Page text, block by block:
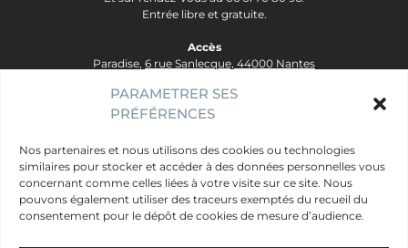
PARAMETRER SES
PRÉFÉRENCES
Nos partenaires et nous utilisons des cookies ou technologies
similaires pour stocker et accéder à des données personnelles vous
concernant comme celles liées à votre visite sur ce site. Nous
pouvons également utiliser des traceurs exemptés du recueil du
consentement pour le dépôt de cookies de mesure d’audience.
Entrée libre et gratuite.
Accès
Paradise, 6 rue Sanlecque, 44000 Nantes
contact@galerie-paradise.fr
Paradise
Artistes
Évènements
Publics